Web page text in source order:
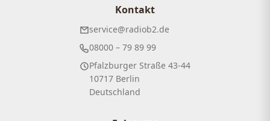
Kontakt
service@radiob2.de
08000 – 79 89 99
Pfalzburger Straße 43-44
10717 Berlin
Deutschland